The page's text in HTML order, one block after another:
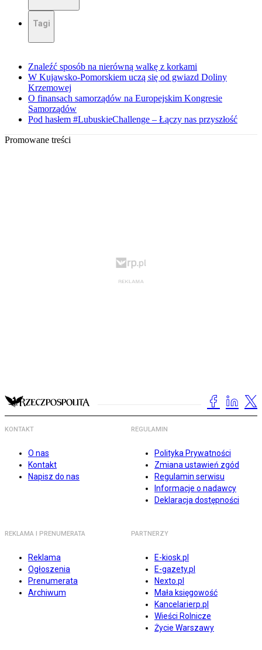
Tagi
Znaleźć sposób na nierówną walkę z korkami
W Kujawsko-Pomorskiem uczą się od gwiazd Doliny
Krzemowej
O finansach samorządów na Europejskim Kongresie
Samorządów
Pod hasłem #LubuskieChallenge – Łączy nas przyszłość
Promowane treści
KONTAKT
O nas
Kontakt
Napisz do nas
REGULAMIN
Polityka Prywatności
Zmiana ustawień zgód
Regulamin serwisu
Informacje o nadawcy
Deklaracja dostępności
REKLAMA I PRENUMERATA
Reklama
Ogłoszenia
Prenumerata
Archiwum
PARTNERZY
E-kiosk.pl
E-gazety.pl
Nexto.pl
Mała księgowość
Kancelarierp.pl
Wieści Rolnicze
Życie Warszawy